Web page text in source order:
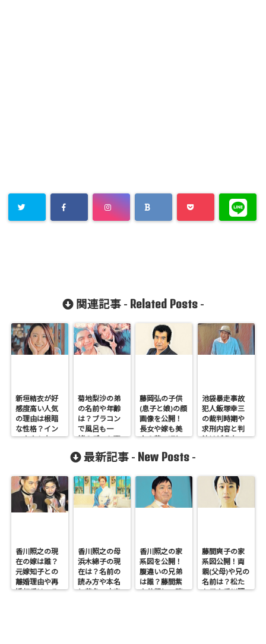
関連記事 - Related Posts-
新垣結衣が好
感度高い人気
の理由は根暗
な性格？イン
スタやらない
菊地梨沙の弟
の名前や年齢
は？ブラコン
で風呂も一
緒？デート画
像を調査！
藤岡弘の子供
(息子と娘)の顔
画像を公開！
長女や嫁も美
人？若い頃と
池袋暴走事故
犯人飯塚幸三
の裁判時期や
求刑内容と判
決はどうな
最新記事 - New Posts -
香川照之の現
在の嫁は誰？
元嫁知子との
離婚理由や再
婚相手はいる
香川照之の母
浜木綿子の現
在は？名前の
読み方や本名
と芸名の由来
香川照之の家
系図を公開！
腹違いの兄弟
は誰？藤間紫
や父親との確
藤間爽子の家
系図公開！両
親(父母)や兄の
名前は？松た
か子や香川照